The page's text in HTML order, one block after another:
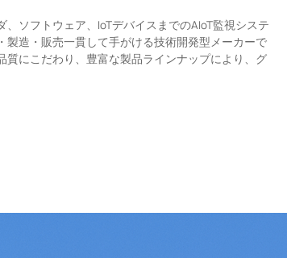
ソフトウェア、IoTデバイスまでのAIoT監視システ
製造・販売一貫して手がける技術開発型メーカーで
にこだわり、豊富な製品ラインナップにより、グ